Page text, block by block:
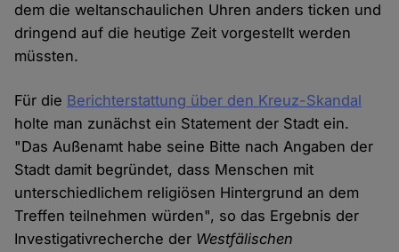
dem die weltanschaulichen Uhren anders ticken und
dringend auf die heutige Zeit vorgestellt werden
müssten.
Für die Berichterstattung über den Kreuz-Skandal
holte man zunächst ein Statement der Stadt ein.
"Das Außenamt habe seine Bitte nach Angaben der
Stadt damit begründet, dass Menschen mit
unterschiedlichem religiösen Hintergrund an dem
Treffen teilnehmen würden", so das Ergebnis der
Investigativrecherche der Westfälischen